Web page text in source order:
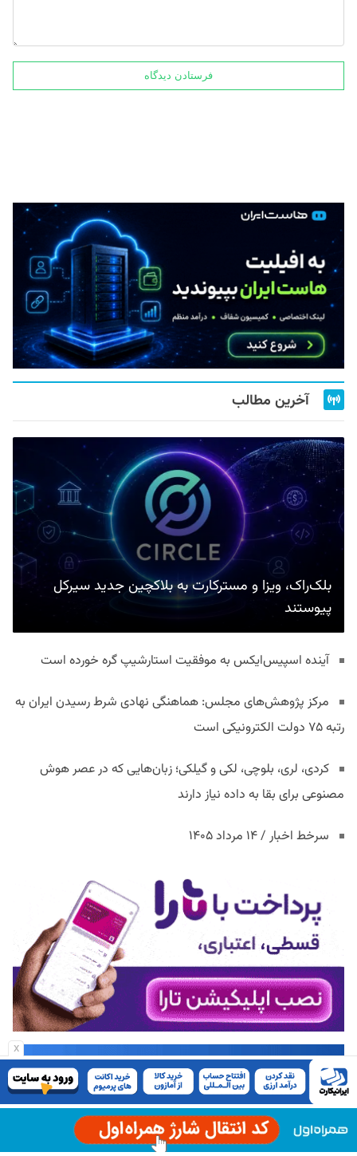
x
آخرین مطالب
بلک‌راک، ویزا و مسترکارت به بلاکچین جدید سیرکل
پیوستند
آینده اسپیس‌ایکس به موفقیت استارشیپ گره خورده است
مرکز پژوهش‌های مجلس: هماهنگی نهادی شرط رسیدن ایران به
رتبه ۷۵ دولت الکترونیکی است
کردی، لری، بلوچی، لکی و گیلکی؛ زبان‌هایی که در عصر هوش
مصنوعی برای بقا به داده نیاز دارند
سرخط اخبار / ۱۴ مرداد ۱۴۰۵